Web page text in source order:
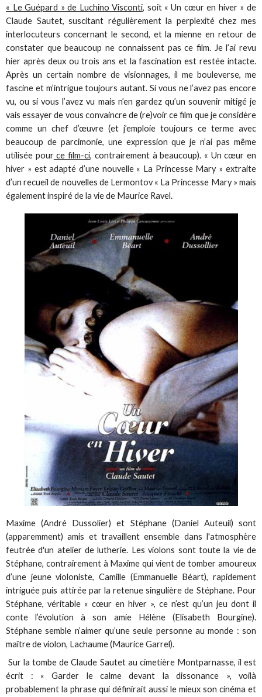
« Le Guépard » de Luchino Visconti, soit « Un cœur en hiver » de
Claude Sautet, suscitant régulièrement la perplexité chez mes
interlocuteurs concernant le second, et la mienne en retour de
constater que beaucoup ne connaissent pas ce film. Je l’ai revu
hier après deux ou trois ans et la fascination est restée intacte.
Après un certain nombre de visionnages, il me bouleverse, me
fascine et m’intrigue toujours autant. Si vous ne l’avez pas encore
vu, ou si vous l’avez vu mais n’en gardez qu’un souvenir mitigé je
vais essayer de vous convaincre de (re)voir ce film que je considère
comme un chef d’œuvre (et j’emploie toujours ce terme avec
beaucoup de parcimonie, une expression que je n’ai pas même
utilisée pource film-ci, contrairement à beaucoup). « Un cœur en
hiver » est adapté d’une nouvelle « La Princesse Mary » extraite
d’un recueil de nouvelles de Lermontov « La Princesse Mary » mais
également inspiré de la vie de Maurice Ravel.
Maxime (André Dussolier) et Stéphane (Daniel Auteuil) sont
(apparemment) amis et travaillent ensemble dans l'atmosphère
feutrée d'un atelier de lutherie. Les violons sont toute la vie de
Stéphane, contrairement à Maxime qui vient de tomber amoureux
d’une jeune violoniste, Camille (Emmanuelle Béart), rapidement
intriguée puis attirée par la retenue singulière de Stéphane. Pour
Stéphane, véritable « cœur en hiver », ce n’est qu’un jeu dont il
conte l’évolution à son amie Hélène (Elisabeth Bourgine).
Stéphane semble n’aimer qu’une seule personne au monde : son
maître de violon, Lachaume (Maurice Garrel).
Sur la tombe de Claude Sautet au cimetière Montparnasse, il est
écrit : « Garder le calme devant la dissonance », voilà
probablement la phrase qui définirait aussi le mieux son cinéma et